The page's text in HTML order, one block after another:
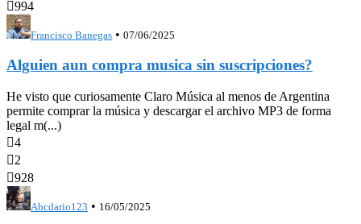
994
Francisco Banegas • 07/06/2025
Alguien aun compra musica sin suscripciones?
He visto que curiosamente Claro Música al menos de Argentina
permite comprar la música y descargar el archivo MP3 de forma
legal m(...)
4
2
928
Abcdario123 • 16/05/2025